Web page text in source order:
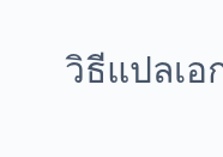
วิธีแปลเอ